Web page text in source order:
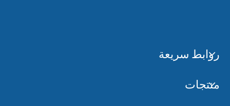
روابط سريعة
منتجات